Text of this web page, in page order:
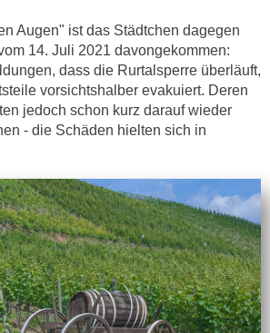
Augen" ist das Städtchen dagegen
14. Juli 2021 davongekommen:
dass die Rurtalsperre überläuft,
vorsichtshalber evakuiert. Deren
jedoch schon kurz darauf wieder
- die Schäden hielten sich in